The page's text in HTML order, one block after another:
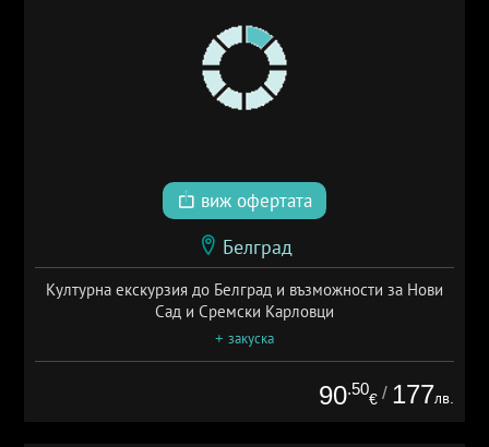
виж офертата
Белград
Културна екскурзия до Белград и възможности за Нови
Сад и Сремски Карловци
+ закуска
90.50
€ / 177лв.